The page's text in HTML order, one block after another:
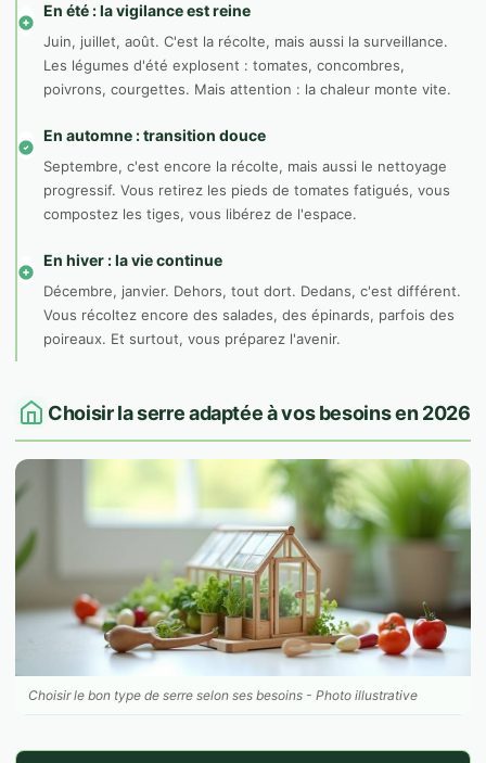
En été : la vigilance est reine
Juin, juillet, août. C'est la récolte, mais aussi la surveillance.
Les légumes d'été explosent : tomates, concombres,
poivrons, courgettes. Mais attention : la chaleur monte vite.
En automne : transition douce
Septembre, c'est encore la récolte, mais aussi le nettoyage
progressif. Vous retirez les pieds de tomates fatigués, vous
compostez les tiges, vous libérez de l'espace.
En hiver : la vie continue
Décembre, janvier. Dehors, tout dort. Dedans, c'est différent.
Vous récoltez encore des salades, des épinards, parfois des
poireaux. Et surtout, vous préparez l'avenir.
Choisir la serre adaptée à vos besoins en 2026
Choisir le bon type de serre selon ses besoins - Photo illustrative